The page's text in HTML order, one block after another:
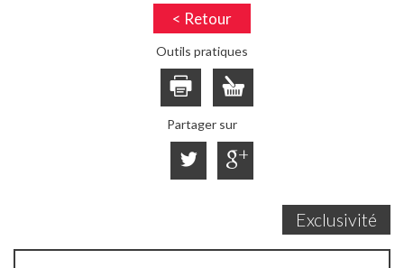
< Retour
Outils pratiques
Partager sur
Exclusivité